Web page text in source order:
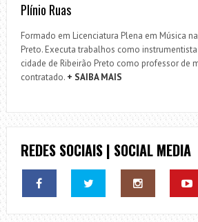
Plínio Ruas
Formado em Licenciatura Plena em Música
Preto. Executa trabalhos como
cidade de Ribeirão Preto como professor de
contratado. + SAIBA MAIS
REDES SOCIAIS | SOCIAL MEDIA